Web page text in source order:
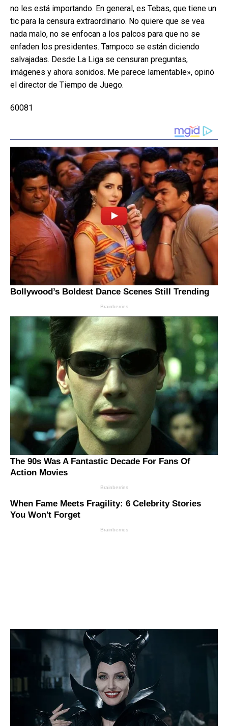
no les está importando. En general, es Tebas, que tiene un
tic para la censura extraordinario. No quiere que se vea
nada malo, no se enfocan a los palcos para que no se
enfaden los presidentes. Tampoco se están diciendo
salvajadas. Desde La Liga se censuran preguntas,
imágenes y ahora sonidos. Me parece lamentable», opinó
el director de Tiempo de Juego.
60081